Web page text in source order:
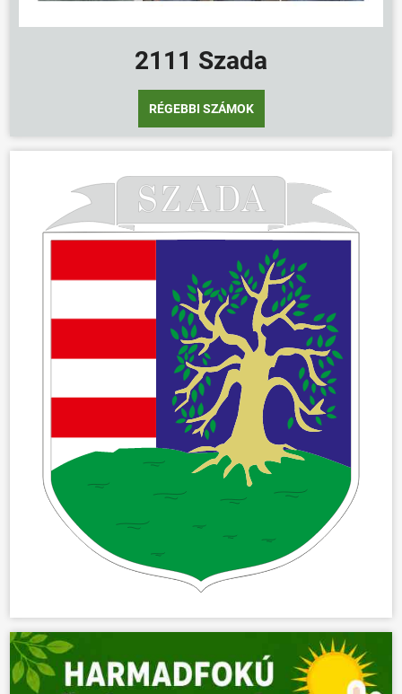
ÜGYINTÉZÉS
KÖZÖSSÉG
VÁLASZTÁSOK
2111 Szada
RÉGEBBI SZÁMOK